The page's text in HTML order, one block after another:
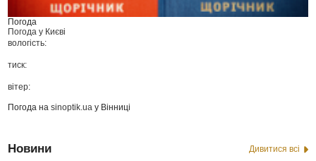
Погода
Погода у Києві
вологість:
тиск:
вітер:
Погода наsinoptik.ua у Вінниці
Новини Дивитися всі